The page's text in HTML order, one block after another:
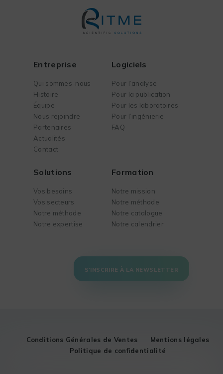
Entreprise
Qui sommes-nous
Histoire
Équipe
Nous rejoindre
Partenaires
Actualités
Contact
Logiciels
Pour l’analyse
Pour la publication
Pour les laboratoires
Pour l’ingénierie
FAQ
Solutions
Vos besoins
Vos secteurs
Notre méthode
Notre expertise
Formation
Notre mission
Notre méthode
Notre catalogue
Notre calendrier
S'INSCRIRE À LA NEWSLETTER
Conditions Générales de Ventes
Mentions légales
Politique de confidentialité